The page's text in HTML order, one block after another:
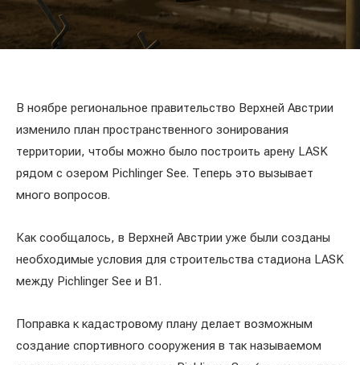
В ноябре региональное правительство Верхней Австрии
изменило план пространственного зонирования
территории, чтобы можно было построить арену LASK
рядом с озером Pichlinger See. Теперь это вызывает
много вопросов.
Как сообщалось, в Верхней Австрии уже были созданы
необходимые условия для строительства стадиона LASK
между Pichlinger See и В1.
Поправка к кадастровому плану делает возможным
создание спортивного сооружения в так называемом